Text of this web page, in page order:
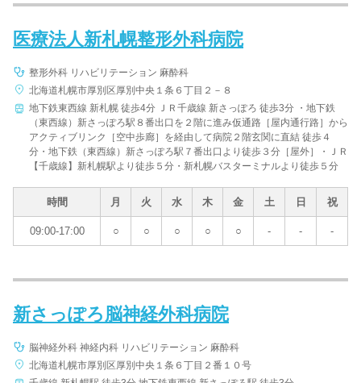
医療法人新札幌整形外科病院
整形外科 リハビリテーション 麻酔科
北海道札幌市厚別区厚別中央１条６丁目２－８
地下鉄東西線 新札幌 徒歩4分 ＪＲ千歳線 新さっぽろ 徒歩3分 ・地下鉄
（東西線）新さっぽろ駅８番出口を２階に進み仮通路［屋内通行路］から
アクティブリンク［空中歩廊］を経由して病院２階玄関に直結 徒歩４
分・地下鉄（東西線）新さっぽろ駅７番出口より徒歩３分［屋外］・ＪＲ
【千歳線】新札幌駅より徒歩５分・新札幌バスターミナルより徒歩５分
時間 月 火 水 木 金 土 日 祝
09:00-17:00 ○ ○ ○ ○ ○ - - -
新さっぽろ脳神経外科病院
脳神経外科 神経内科 リハビリテーション 麻酔科
北海道札幌市厚別区厚別中央１条６丁目２番１０号